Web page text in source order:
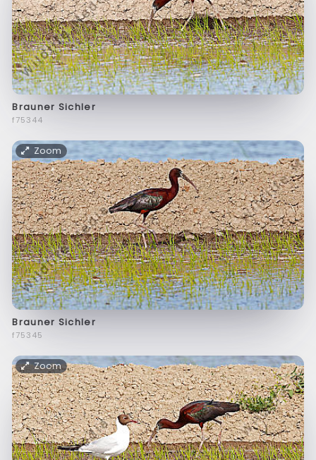
Brauner Sichler
f75344
Zoom
Brauner Sichler
f75345
Zoom